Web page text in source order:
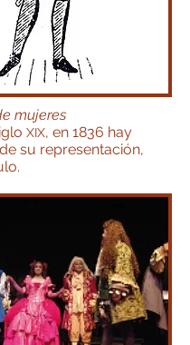
mujeres
XIX, en 1836 hay
su representación,